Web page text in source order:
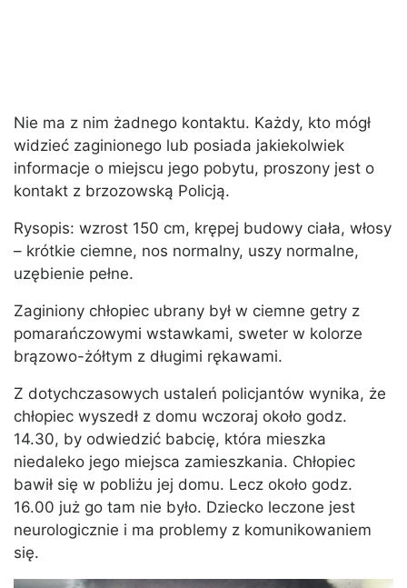
Nie ma z nim żadnego kontaktu. Każdy, kto mógł
widzieć zaginionego lub posiada jakiekolwiek
informacje o miejscu jego pobytu, proszony jest o
kontakt z brzozowską Policją.
Rysopis: wzrost 150 cm, krępej budowy ciała, włosy
– krótkie ciemne, nos normalny, uszy normalne,
uzębienie pełne.
Zaginiony chłopiec ubrany był w ciemne getry z
pomarańczowymi wstawkami, sweter w kolorze
brązowo-żółtym z długimi rękawami.
Z dotychczasowych ustaleń policjantów wynika, że
chłopiec wyszedł z domu wczoraj około godz.
14.30, by odwiedzić babcię, która mieszka
niedaleko jego miejsca zamieszkania. Chłopiec
bawił się w pobliżu jej domu. Lecz około godz.
16.00 już go tam nie było. Dziecko leczone jest
neurologicznie i ma problemy z komunikowaniem
się.